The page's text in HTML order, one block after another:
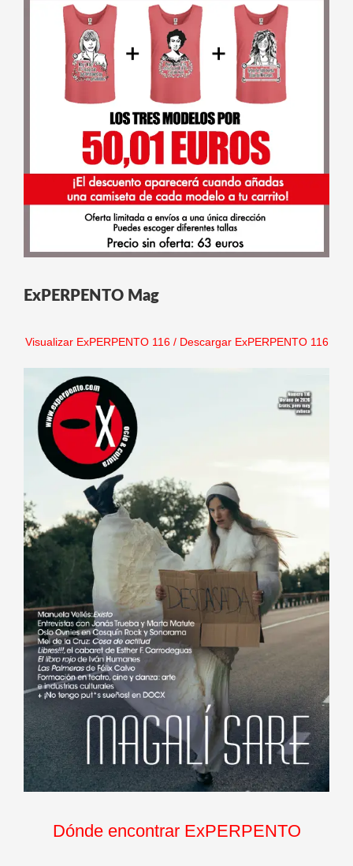
ExPERPENTO Mag
Visualizar ExPERPENTO 116/ Descargar ExPERPENTO 116
Dónde encontrar ExPERPENTO